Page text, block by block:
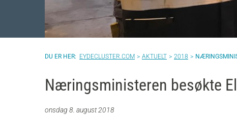
EYDECLUSTER.COM AKTUELT 2018
Næringsministeren besøkte
onsdag 8. august 2018